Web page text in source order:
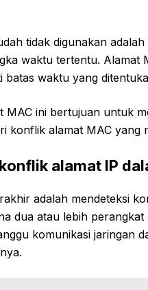
tidak digunakan
waktu tertentu. Alamat
batas waktu yang
MAC ini bertujuan untuk
konflik alamat MAC yang
alamat IP
adalah mendeteksi
dua atau lebih
komunikasi jaringan